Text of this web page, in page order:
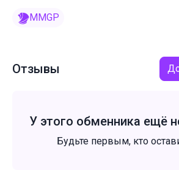
MMGP
Отзывы
У этого обменника ещё
Будьте первым, кто